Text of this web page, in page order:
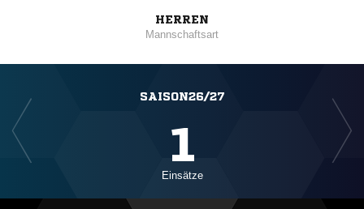
HERREN
Mannschaftsart
SAISON26/27
1
Einsätze